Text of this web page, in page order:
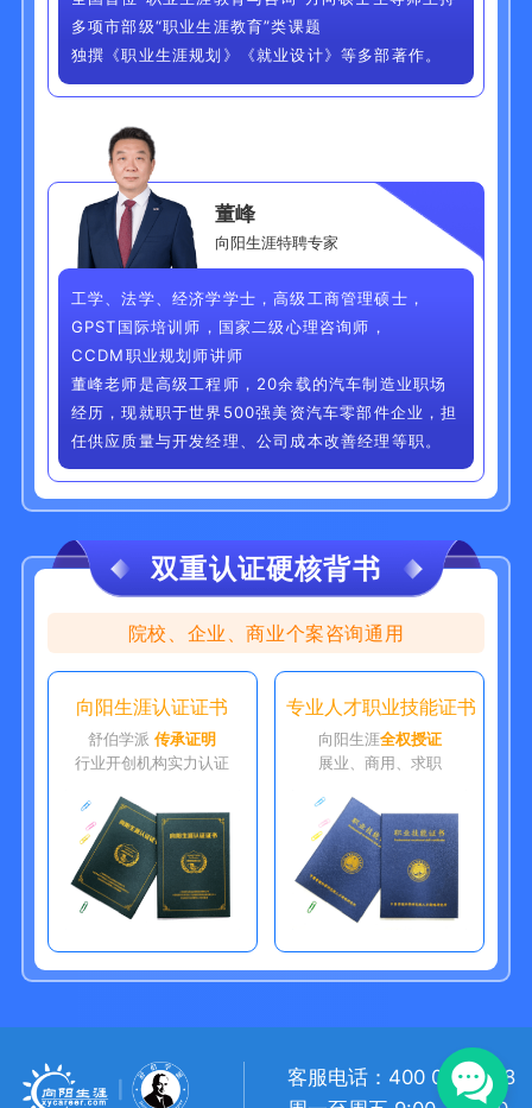
多项市部级“职业生涯教育”类课题
独撰《职业生涯规划》《就业设计》等多部著作。
董峰
向阳生涯特聘专家
工学、法学、经济学学士，高级工商管理硕士，
GPST国际培训师，国家二级心理咨询师，
CCDM职业规划师讲师
董峰老师是高级工程师，20余载的汽车制造业职场
经历，现就职于世界500强美资汽车零部件企业，担
任供应质量与开发经理、公司成本改善经理等职。
双重认证硬核背书
院校、企业、商业个案咨询通用
向阳生涯认证证书
舒伯学派传承证明
行业开创机构实力认证
专业人才职业技能证书
向阳生涯全权授证
展业、商用、求职
客服电话：400 057 1108